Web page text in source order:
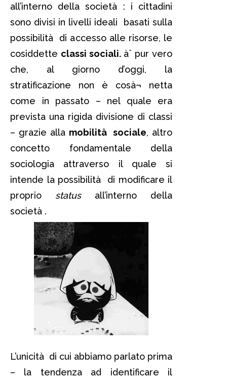
all’interno della società : i cittadini
sono divisi in livelli ideali basati sulla
possibilità di accesso alle risorse, le
cosiddette classi sociali.àˆ pur vero
che, al giorno d’oggi, la
stratificazione non è cosà¬ netta
come in passato – nel quale era
prevista una rigida divisione di classi
– grazie alla mobilità sociale, altro
concetto fondamentale della
sociologia attraverso il quale si
intende la possibilità di modificare il
proprio statusall’interno della
società .
L’unicità di cui abbiamo parlato prima
– la tendenza ad identificare il